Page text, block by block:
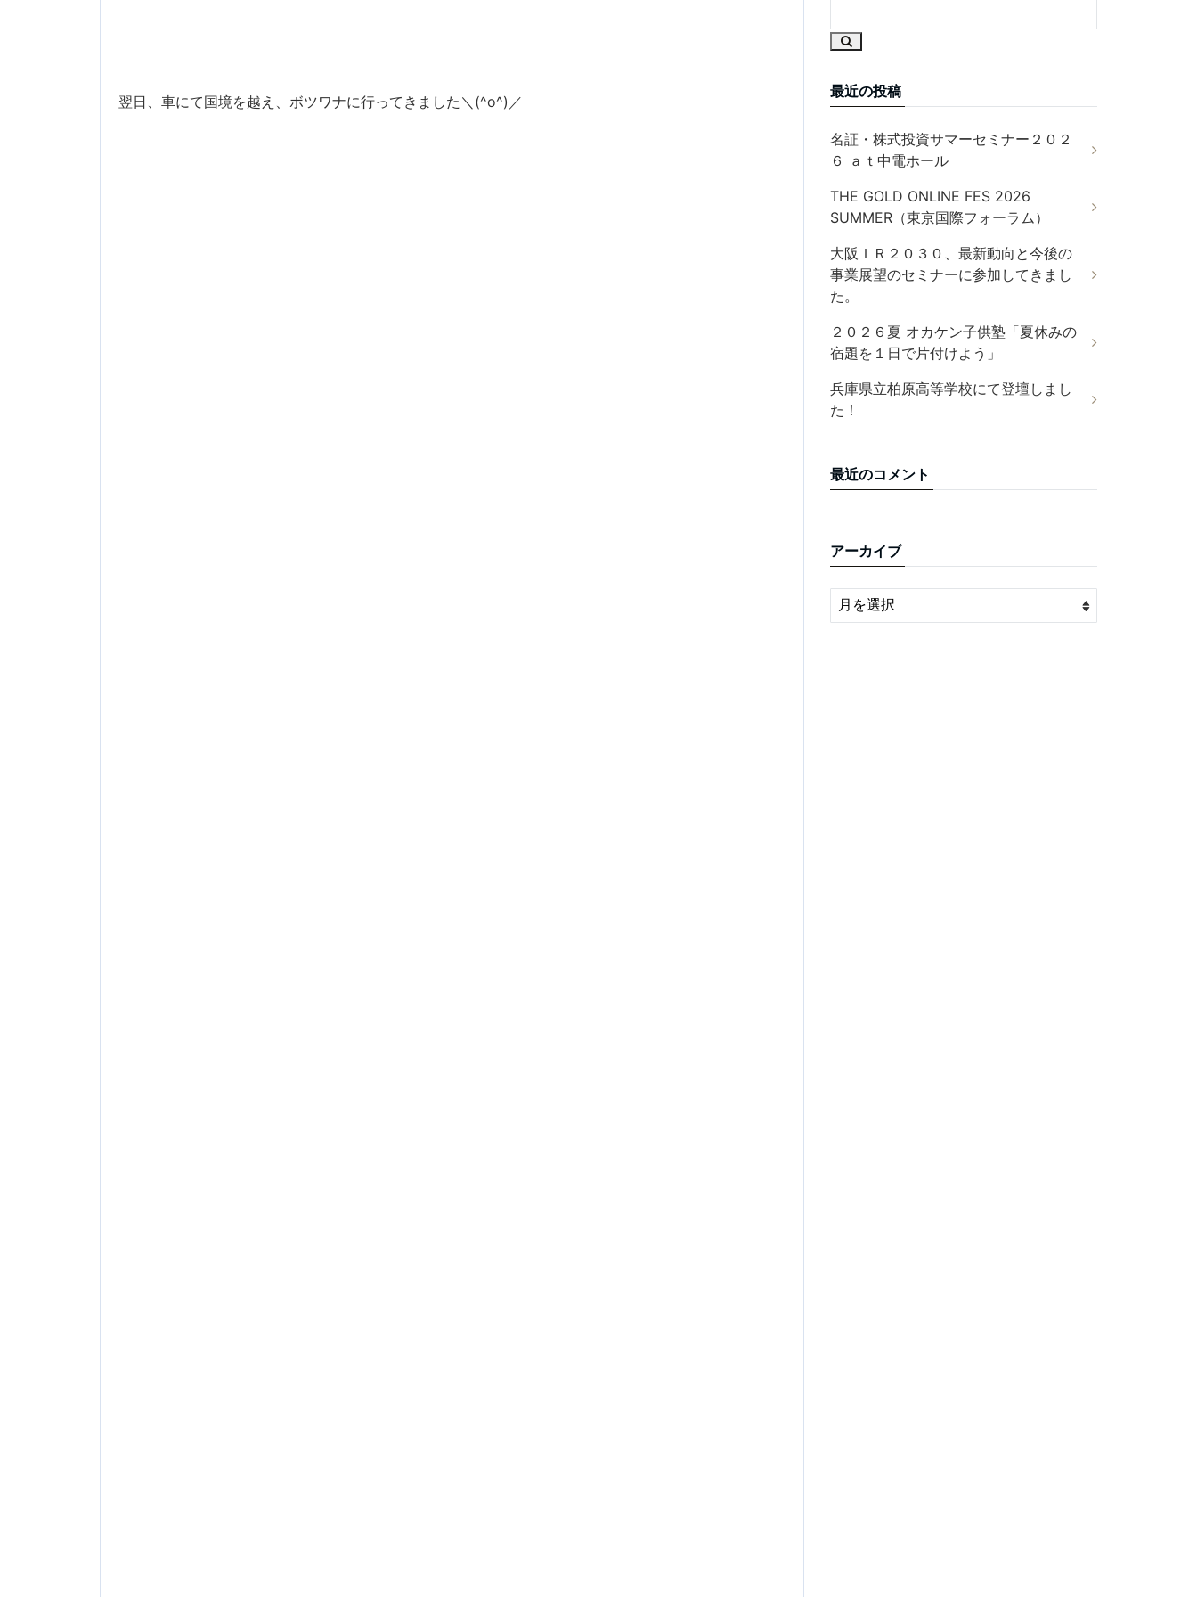
翌日、車にて国境を越え、ボツワナに行ってきました＼(^o^)／
最近の投稿
名証・株式投資サマーセミナー２０２
６ ａｔ中電ホール
THE GOLD ONLINE FES 2026
SUMMER（東京国際フォーラム）
大阪ＩＲ２０３０、最新動向と今後の
事業展望のセミナーに参加してきまし
た。
２０２６夏 オカケン子供塾「夏休みの
宿題を１日で片付けよう」
兵庫県立柏原高等学校にて登壇しまし
た！
最近のコメント
アーカイブ